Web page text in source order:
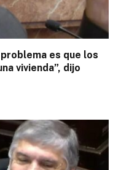
es que los
vivienda”, dijo